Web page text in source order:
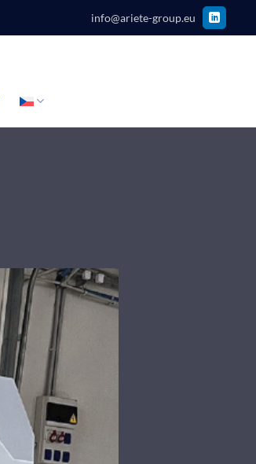
info@ariete-group.eu